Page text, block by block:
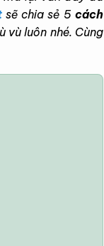
sẽ chia sẻ 5cách
luôn nhé. Cùng